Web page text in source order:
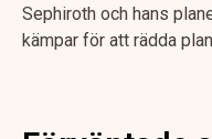
Sephiroth och hans
kämpar för att rädda